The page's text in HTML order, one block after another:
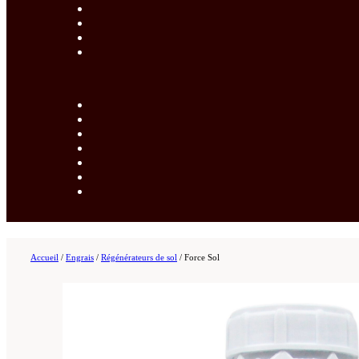
Accueil / Engrais / Régénérateurs de sol / Force Sol